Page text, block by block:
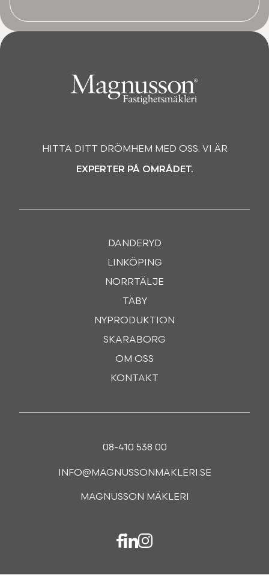
HITTA DITT DRÖMHEM MED OSS. VI ÄR
EXPERTER PÅ OMRÅDET.
DANDERYD
LINKÖPING
NORRTÄLJE
TÄBY
NYPRODUKTION
SKARABORG
OM OSS
KONTAKT
08-410 538 00
INFO@MAGNUSSONMAKLERI.SE
MAGNUSSON MÄKLERI